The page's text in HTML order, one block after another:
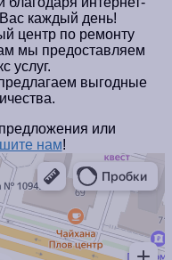
каждый день!
центр по ремонту
мы предоставляем
услуг.
выгодные
или
нам!